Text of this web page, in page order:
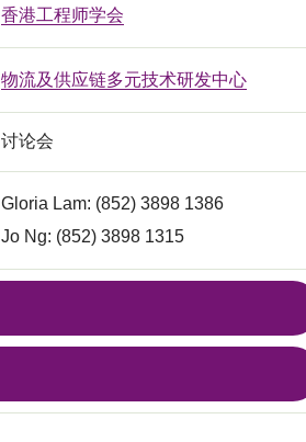
香港工程师学会
物流及供应链多元技术研发中心
讨论会
Gloria Lam: (852) 3898 1386
Jo Ng: (852) 3898 1315